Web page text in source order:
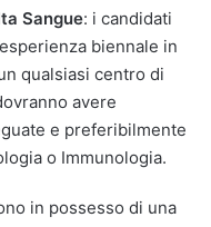
Sangue: i candidati
biennale in
qualsiasi centro di
avere
e preferibilmente
o Immunologia.
in possesso di una